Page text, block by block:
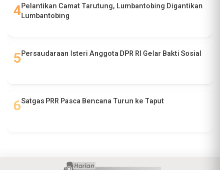
Pelantikan Camat Tarutung, Lumbantobing Digantikan
Lumbantobing
Persaudaraan Isteri Anggota DPR RI Gelar Bakti Sosial
Satgas PRR Pasca Bencana Turun ke Taput